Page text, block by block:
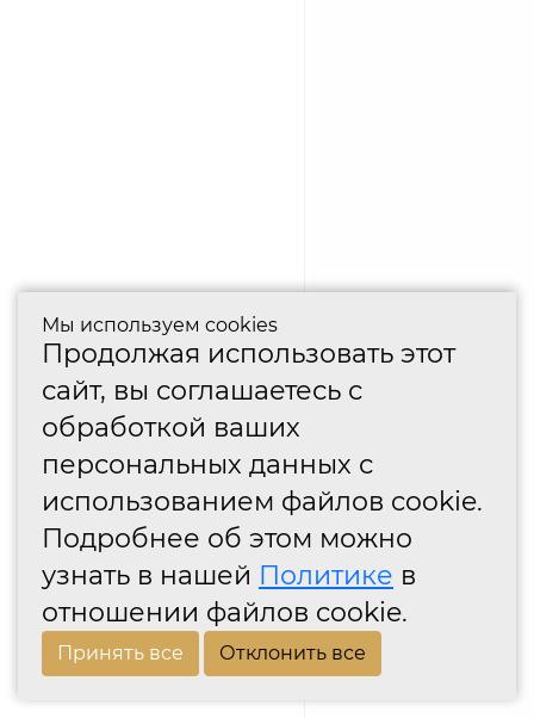
Мы используем cookies
Продолжая использовать этот
сайт, вы соглашаетесь с
обработкой ваших
персональных данных с
использованием файлов cookie.
Подробнее об этом можно
узнать в нашей Политике в
отношении файлов cookie.
Принять все Отклонить все